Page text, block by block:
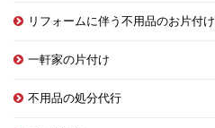
リフォームに伴う不用品のお片付け
一軒家の片付け
不用品の処分代行